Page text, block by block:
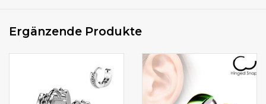
Ergänzende Produkte